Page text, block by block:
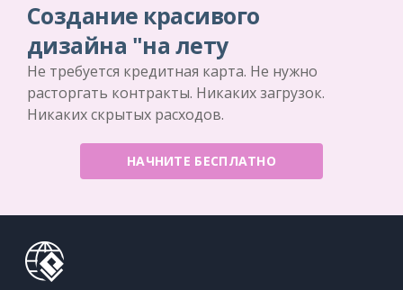
Создание красивого
дизайна "на лету
Не требуется кредитная карта. Не нужно
расторгать контракты. Никаких загрузок.
Никаких скрытых расходов.
НАЧНИТЕ БЕСПЛАТНО